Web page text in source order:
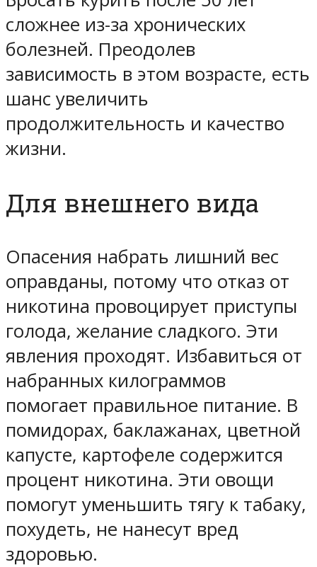
сложнее из-за хронических
болезней. Преодолев
зависимость в этом возрасте, есть
шанс увеличить
продолжительность и качество
жизни.
Для внешнего вида
Опасения набрать лишний вес
оправданы, потому что отказ от
никотина провоцирует приступы
голода, желание сладкого. Эти
явления проходят. Избавиться от
набранных килограммов
помогает правильное питание. В
помидорах, баклажанах, цветной
капусте, картофеле содержится
процент никотина. Эти овощи
помогут уменьшить тягу к табаку,
похудеть, не нанесут вред
здоровью.